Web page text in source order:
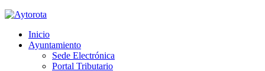
Inicio
Ayuntamiento
Sede Electrónica
Portal Tributario